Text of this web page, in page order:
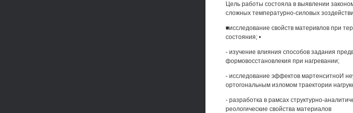
Цель работы состояла в выявлении
сложных температурно-силовых
■исследование свойств материвлов при
состояния; •
- изучение влияния способов задания
формовосстановлекия при нагревании;
- исследование эффектов мартенситноИ
ортогональным изломом траектории
- разработка в рамсах структурно-
реологические свойства материалов